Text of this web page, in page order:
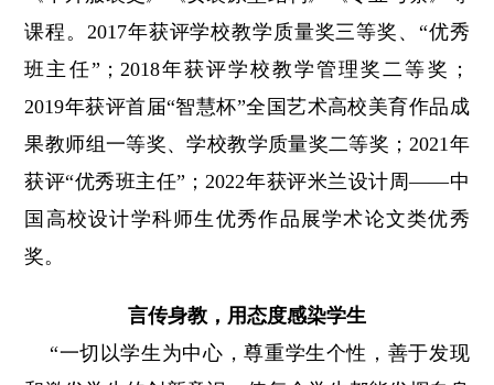
课程。2017年获评学校教学质量奖三等奖、“优秀
班主任”；2018年获评学校教学管理奖二等奖；
2019年获评首届“智慧杯”全国艺术高校美育作品成
果教师组一等奖、学校教学质量奖二等奖；2021年
获评“优秀班主任”；2022年获评米兰设计周——中
国高校设计学科师生优秀作品展学术论文类优秀
奖。
言传身教，用态度感染学生
“一切以学生为中心，尊重学生个性，善于发现